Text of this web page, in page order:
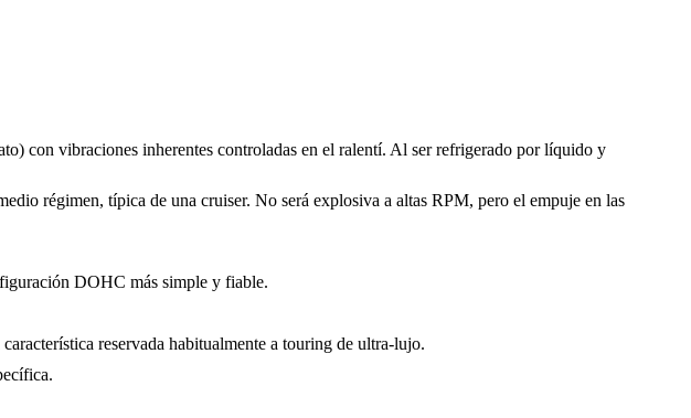
con vibraciones inherentes controladas en el ralentí. Al ser refrigerado por líquido y
régimen, típica de una cruiser. No será explosiva a altas RPM, pero el empuje en las
DOHC más simple y fiable.
reservada habitualmente a touring de ultra-lujo.